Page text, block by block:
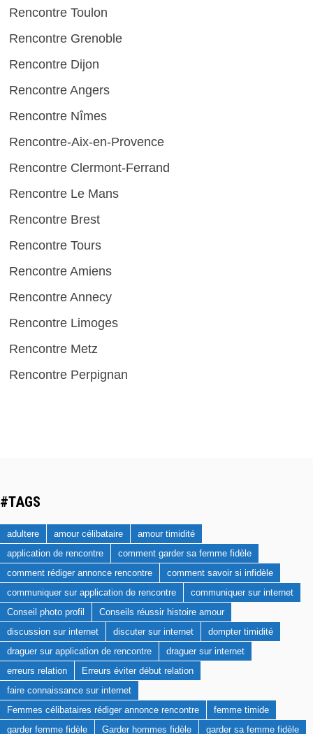
Rencontre Toulon
Rencontre Grenoble
Rencontre Dijon
Rencontre Angers
Rencontre Nîmes
Rencontre-Aix-en-Provence
Rencontre Clermont-Ferrand
Rencontre Le Mans
Rencontre Brest
Rencontre Tours
Rencontre Amiens
Rencontre Annecy
Rencontre Limoges
Rencontre Metz
Rencontre Perpignan
#TAGS
adultere amour célibataire
amour timidité
application de rencontre
comment garder sa femme fidèle
comment rédiger annonce rencontre
comment savoir si infidèle
communiquer sur application de rencontre
communiquer sur internet
Conseil photo profil
Conseils réussir histoire amour
discussion sur internet
discuter sur internet
dompter timidité
draguer sur application de rencontre
draguer sur internet
erreurs relation
Erreurs éviter début relation
faire connaissance sur internet
Femmes célibataires rédiger annonce rencontre
femme timide
garder femme fidèle
Garder hommes fidèle garder sa femme fidèle